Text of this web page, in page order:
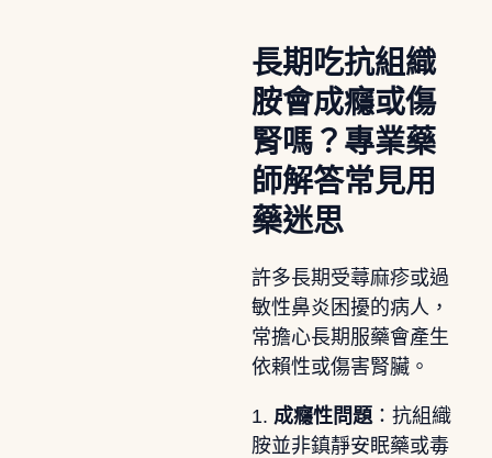
長期吃抗組織
胺會成癮或傷
腎嗎？專業藥
師解答常見用
藥迷思
許多長期受蕁麻疹或過
敏性鼻炎困擾的病人，
常擔心長期服藥會產生
依賴性或傷害腎臟。
1. 成癮性問題：抗組織
胺並非鎮靜安眠藥或毒